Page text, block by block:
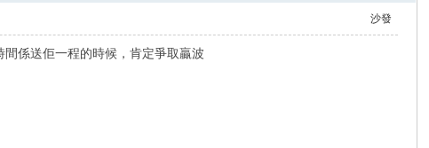
沙發
係送佢一程的時候，肯定爭取贏波